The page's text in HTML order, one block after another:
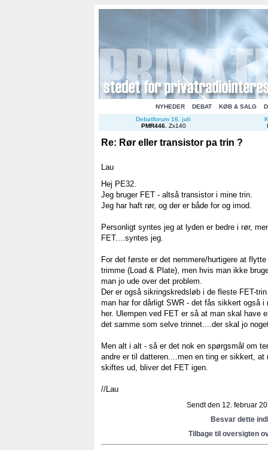
NYHEDER DEBAT KØB & SALG
Debatforum 16. juli
PMR446. Zx140
Re: Rør eller transistor pa trin ?
Lau
Hej PE32.
Jeg bruger FET - altså transistor i mine trin.
Jeg har haft rør, og der er både for og imod.
Personligt syntes jeg at lyden er bedre i rør,
FET....syntes jeg.
For det første er det nemmere/hurtigere at
trimme (Load & Plate), men hvis man ikke
man jo ude over det problem.
Der er også sikringskredsløb i de fleste FET-
man har for dårligt SWR - det fås sikkert også
her. Ulempen ved FET er så at man skal have
det samme som selve trinnet....der skal jo
Men alt i alt - så er det nok en spørgsmål om
andre er til datteren....men en ting er sikkert,
skiftes ud, bliver det FET igen.
//Lau
Sendt den 12. februar
Besvar dette
Tilbage til oversigten